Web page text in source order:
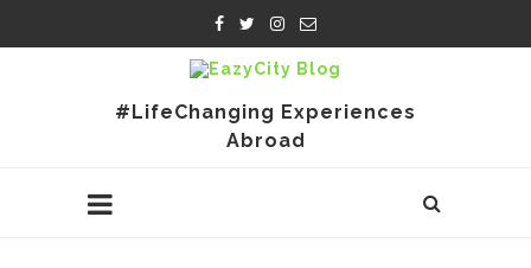
#LifeChanging Experiences
Abroad